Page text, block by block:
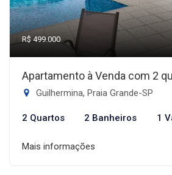
R$ 499.000
Apartamento à Venda com 2
Guilhermina, Praia Grande-SP
2 Quartos 2 Banheiros 1
Mais informações